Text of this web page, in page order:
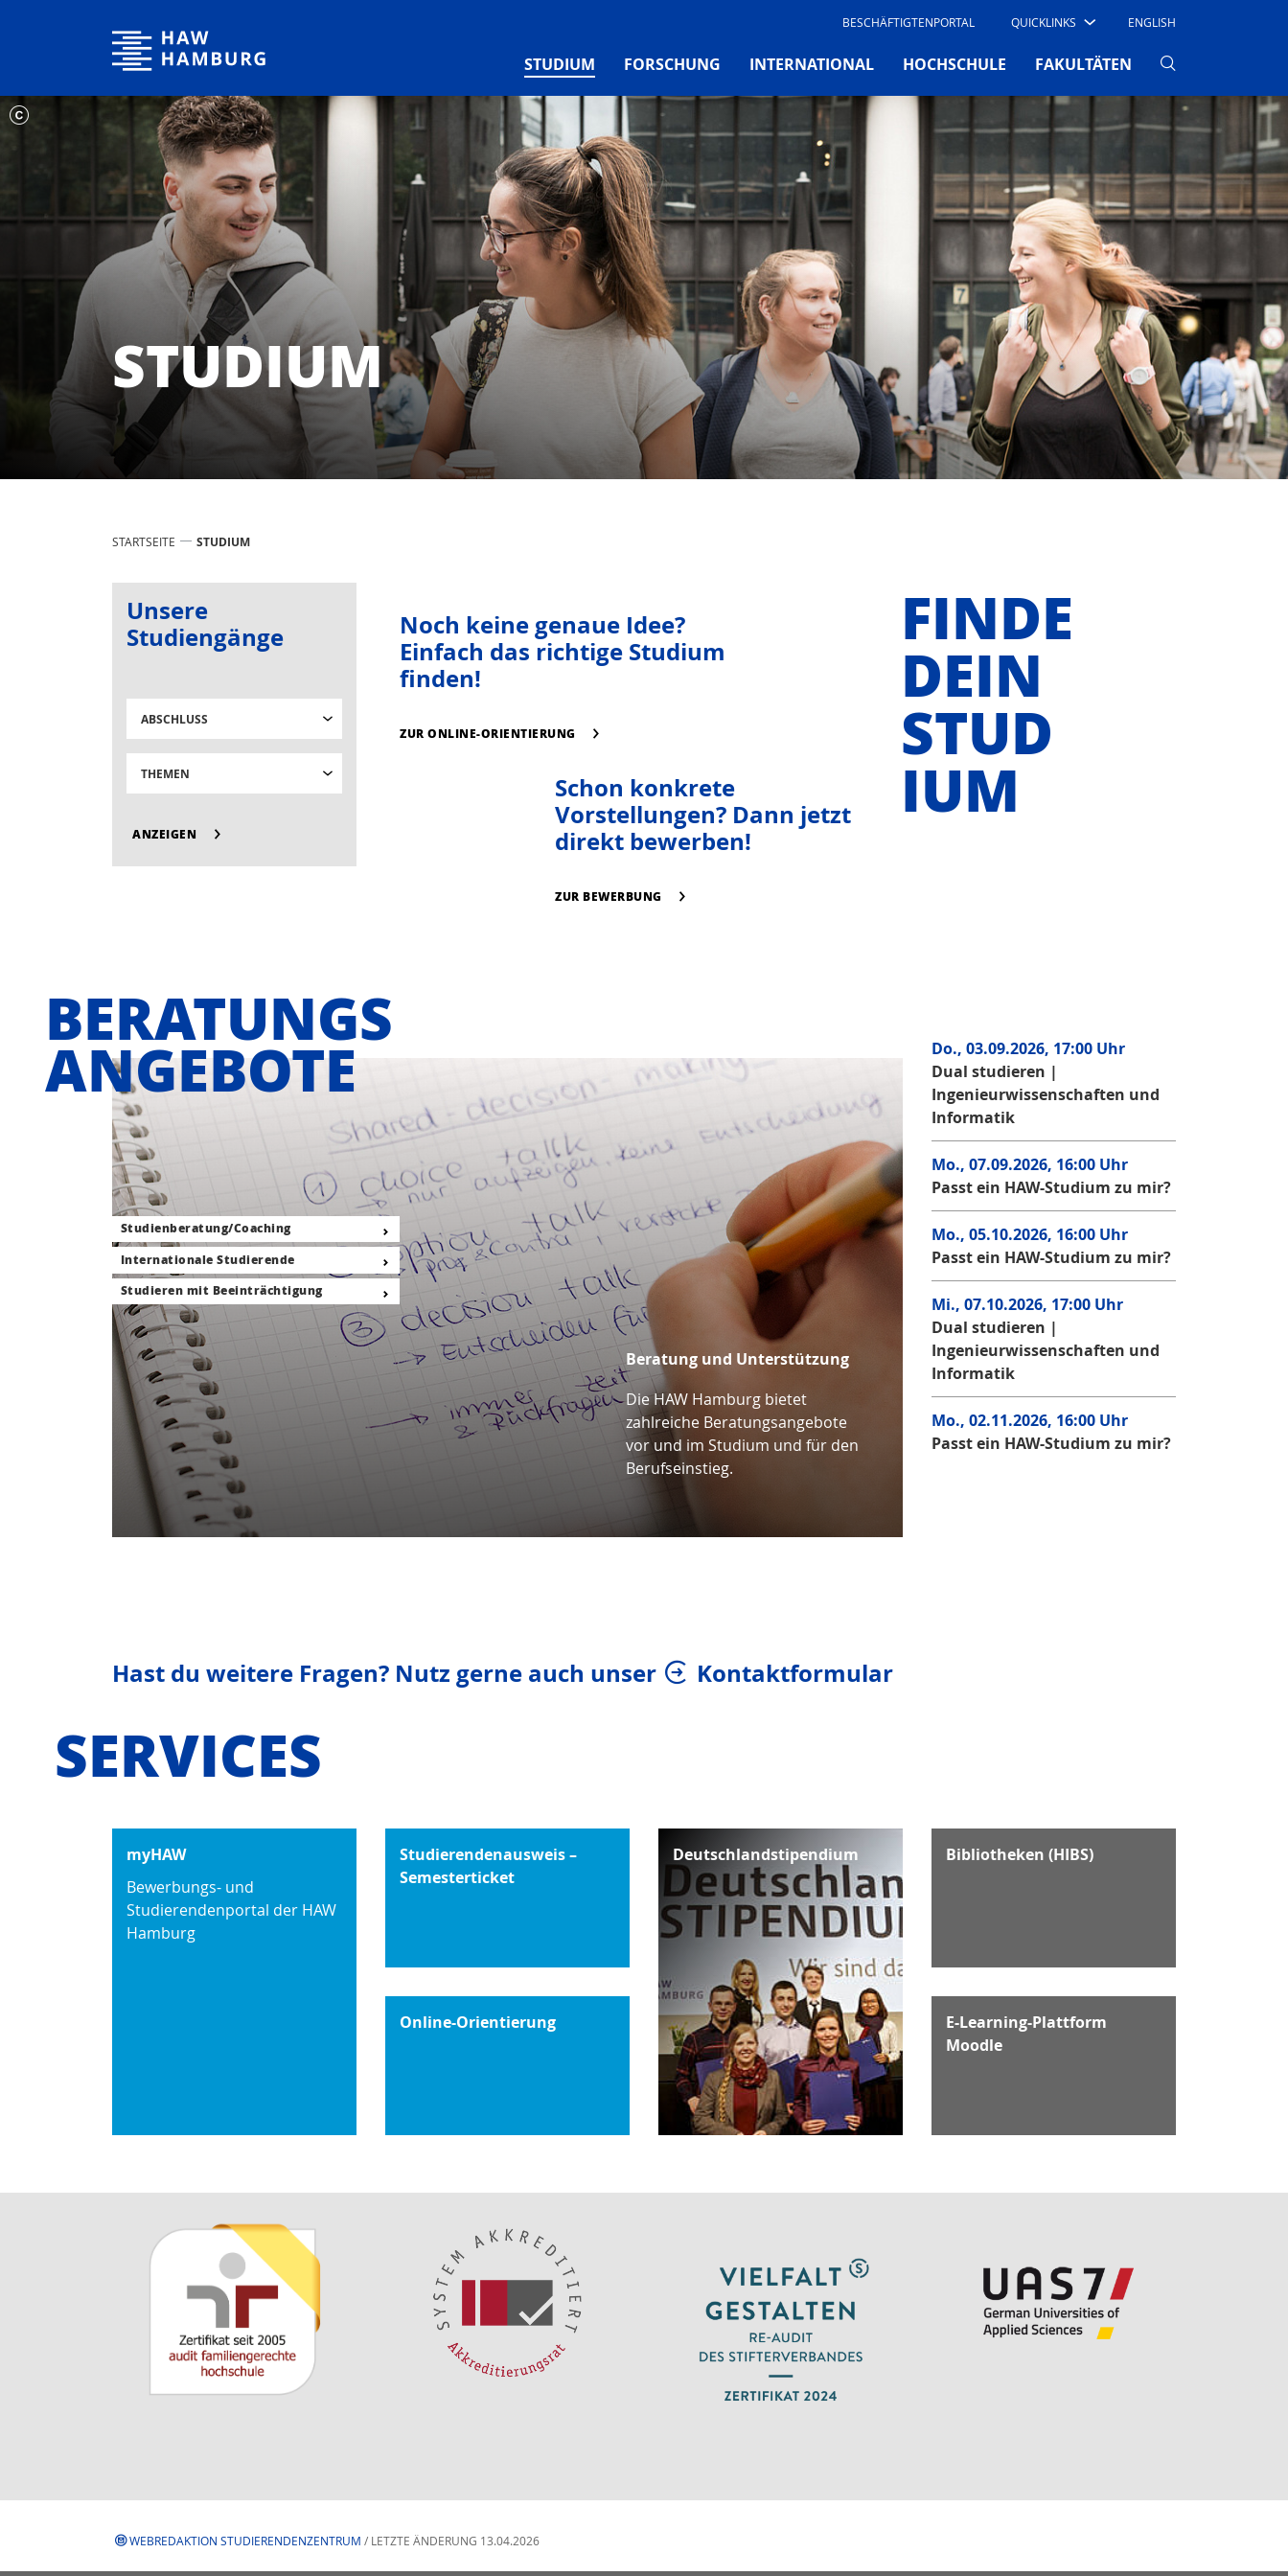
Hochschule für Angewandte Wissenschaften Hamburg BESCHÄFTIGTENPORTAL QUICKLINKS ENGLISH
STUDIUM (CURRENT)
FORSCHUNG INTERNATIONAL HOCHSCHULE FAKULTÄTEN
STUDIUM
STARTSEITE STUDIUM
FINDE
DEIN
STUD
IUM
Unsere
Studiengänge
ABSCHLUSS
THEMEN
ANZEIGEN
Noch keine genaue Idee?
Einfach das richtige Studium
finden!
ZUR ONLINE-ORIENTIERUNG
Schon konkrete
Vorstellungen? Dann jetzt
direkt bewerben!
ZUR BEWERBUNG
BERATUNGS
ANGEBOTE
Beratung und Unterstützung
Die HAW Hamburg bietet
zahlreiche Beratungsangebote
vor und im Studium und für den
Berufseinstieg.
Studienberatung/Coaching
Internationale Studierende
Studieren mit Beeinträchtigung
Do., 03.09.2026, 17:00 Uhr
Dual studieren |
Ingenieurwissenschaften und
Informatik
Mo., 07.09.2026, 16:00 Uhr
Passt ein HAW-Studium zu mir?
Mo., 05.10.2026, 16:00 Uhr
Passt ein HAW-Studium zu mir?
Mi., 07.10.2026, 17:00 Uhr
Dual studieren |
Ingenieurwissenschaften und
Informatik
Mo., 02.11.2026, 16:00 Uhr
Passt ein HAW-Studium zu mir?
Hast du weitere Fragen? Nutz gerne auch unser Kontaktformular
SERVICES
myHAW
Bewerbungs- und
Studierendenportal der HAW
Hamburg
Studierendenausweis –
Semesterticket
Online-Orientierung
Deutschlandstipendium Bibliotheken (HIBS)
E-Learning-Plattform
Moodle
WEBREDAKTION STUDIERENDENZENTRUM / LETZTE ÄNDERUNG 13.04.2026